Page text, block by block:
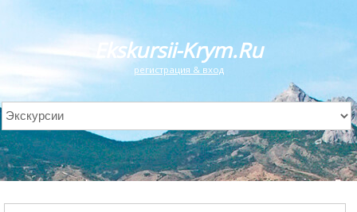
Ekskursii-Krym.Ru
регистрация & вход